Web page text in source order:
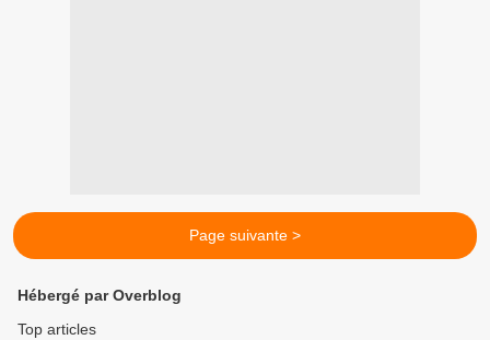
Page suivante >
Hébergé par Overblog
Top articles